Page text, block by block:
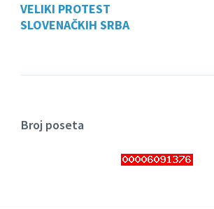
VELIKI PROTEST
SLOVENAČKIH SRBA
Broj poseta